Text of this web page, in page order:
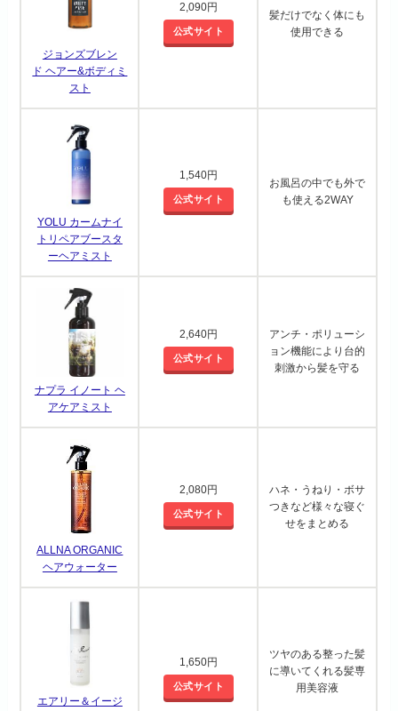
ジョンズブレン
ド ヘアー&ボディミ
スト
2,090円
公式サイト
髪だけでなく体にも
使用できる
YOLU カームナイ
トリペアブースタ
ーヘアミスト
1,540円
公式サイト
お風呂の中でも外で
も使える2WAY
ナプラ イノート ヘ
アケアミスト
2,640円
公式サイト
アンチ・ポリューシ
ョン機能により台的
刺激から髪を守る
ALLNA ORGANIC
ヘアウォーター
2,080円
公式サイト
ハネ・うねり・ボサ
つきなど様々な寝ぐ
せをまとめる
エアリー＆イージ
1,650円
公式サイト
ツヤのある整った髪
に導いてくれる髪専
用美容液